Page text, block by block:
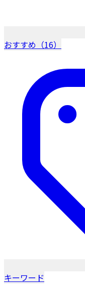
おすすめ（16）
キーワード